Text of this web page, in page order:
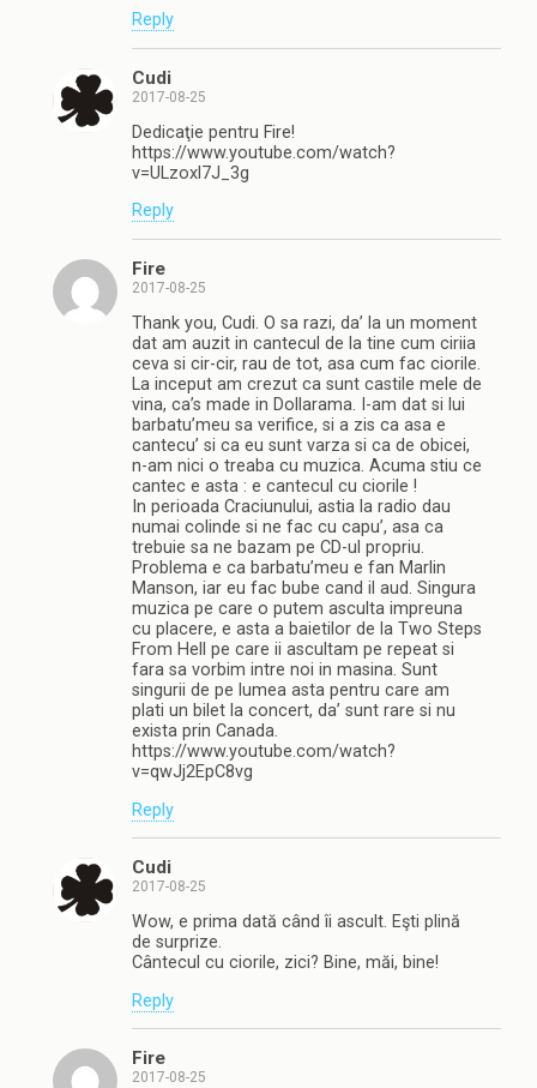
Reply
Cudi
2017-08-25
Dedicaţie pentru Fire!
https://www.youtube.com/watch?
v=ULzoxl7J_3g
Reply
Fire
2017-08-25
Thank you, Cudi. O sa razi, da’ la un moment
dat am auzit in cantecul de la tine cum ciriia
ceva si cir-cir, rau de tot, asa cum fac ciorile.
La inceput am crezut ca sunt castile mele de
vina, ca’s made in Dollarama. I-am dat si lui
barbatu’meu sa verifice, si a zis ca asa e
cantecu’ si ca eu sunt varza si ca de obicei,
n-am nici o treaba cu muzica. Acuma stiu ce
cantec e asta : e cantecul cu ciorile !
In perioada Craciunului, astia la radio dau
numai colinde si ne fac cu capu’, asa ca
trebuie sa ne bazam pe CD-ul propriu.
Problema e ca barbatu’meu e fan Marlin
Manson, iar eu fac bube cand il aud. Singura
muzica pe care o putem asculta impreuna
cu placere, e asta a baietilor de la Two Steps
From Hell pe care ii ascultam pe repeat si
fara sa vorbim intre noi in masina. Sunt
singurii de pe lumea asta pentru care am
plati un bilet la concert, da’ sunt rare si nu
exista prin Canada.
https://www.youtube.com/watch?
v=qwJj2EpC8vg
Reply
Cudi
2017-08-25
Wow, e prima dată când îi ascult. Eşti plină
de surprize.
Cântecul cu ciorile, zici? Bine, măi, bine!
Reply
Fire
2017-08-25